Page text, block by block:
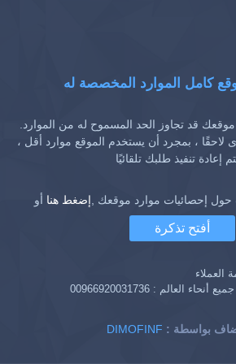
كامل الموارد المخصصة له
موقعك قد تجاوز الحد المسموح له من الموارد.
لاحقًا ، بمجرد أن يستخدم الموقع موارد أقل ،
إعادة تنفيذ طلبك تلقائيًا
حول إحصائيات موارد موقعك ,إضغط هنا أو
أفتح تذكرة
العملاء
أنحاء العالم : 00966920031736
DIMOFINF بواسطة